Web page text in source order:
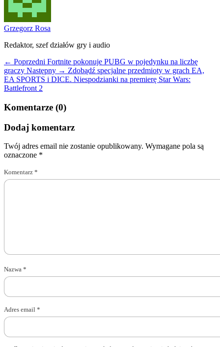
Grzegorz Rosa
Redaktor, szef działów gry i audio
← Poprzedni Fortnite pokonuje PUBG w pojedynku na liczbę
graczy Następny → Zdobądź specjalne przedmioty w grach EA,
EA SPORTS i DICE. Niespodzianki na premierę Star Wars:
Battlefront 2
Komentarze (0)
Dodaj komentarz
Twój adres email nie zostanie opublikowany. Wymagane pola są
oznaczone *
Komentarz *
Nazwa *
Adres email *